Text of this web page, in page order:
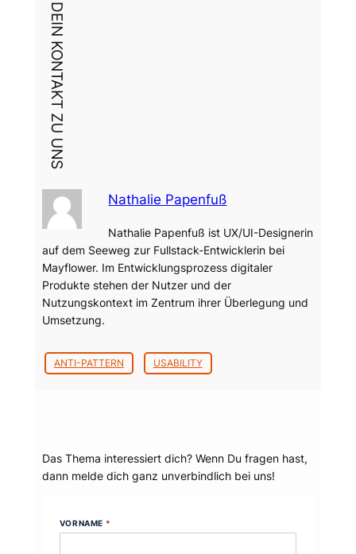
DEIN KONTAKT ZU UNS
Nathalie Papenfuß
Nathalie Papenfuß ist UX/UI-Designerin
auf dem Seeweg zur Fullstack-Entwicklerin bei
Mayflower. Im Entwicklungsprozess digitaler
Produkte stehen der Nutzer und der
Nutzungskontext im Zentrum ihrer Überlegung und
Umsetzung.
ANTI-PATTERN USABILITY
Das Thema interessiert dich? Wenn Du fragen hast,
dann melde dich ganz unverbindlich bei uns!
VORNAME *